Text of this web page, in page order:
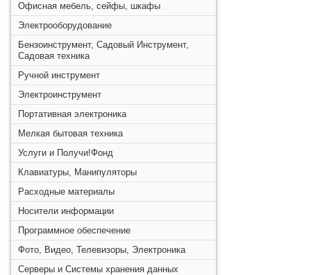
Офисная мебель, сейфы, шкафы
Электрооборудование
Бензоинструмент, Садовый Инструмент,
Садовая техника
Ручной инструмент
Электроинструмент
Портативная электроника
Мелкая бытовая техника
Услуги и Получи!Фонд
Клавиатуры, Манипуляторы
Расходные материалы
Носители информации
Программное обеспечение
Фото, Видео, Телевизоры, Электроника
Серверы и Системы хранения данных